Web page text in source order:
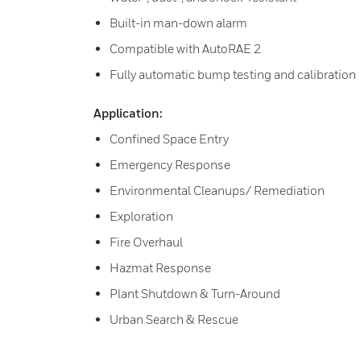
Built-in man-down alarm
Compatible with AutoRAE 2
Fully automatic bump testing and calibration
Application:
Confined Space Entry
Emergency Response
Environmental Cleanups/ Remediation
Exploration
Fire Overhaul
Hazmat Response
Plant Shutdown & Turn-Around
Urban Search & Rescue